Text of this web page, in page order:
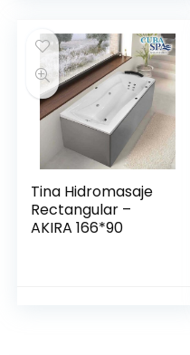
Tina Hidromasaje
Rectangular –
AKIRA 166*90